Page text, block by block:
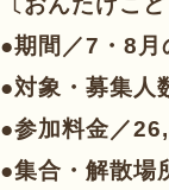
●期間／7・8月
●対象・募集人
●参加料金／
●集合・解散場